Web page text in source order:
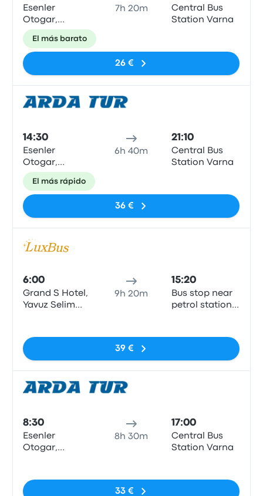
Esenler
Otogar,
Istanbul
7h 20m
Central Bus
Station Varna
El más barato
26 €
14:30
Esenler
Otogar,
Istanbul
6h 40m
21:10
Central Bus
Station Varna
El más rápido
36 €
6:00
Grand S Hotel,
Yavuz Selim
9h 20m
15:20
Bus stop near
petrol station
39 €
8:30
Esenler
Otogar,
8h 30m
17:00
Central Bus
Station Varna
33 €